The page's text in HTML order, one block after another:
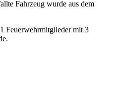
Fahrzeug wurde aus dem
Feuerwehrmitglieder mit 3